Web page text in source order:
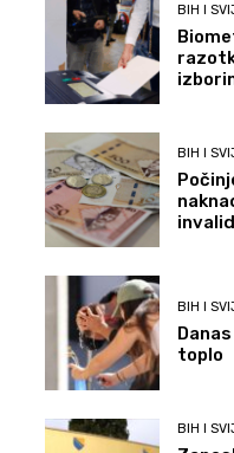
BIH I
BIH I
BIH I
toplo
BIH I